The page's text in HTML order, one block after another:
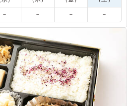
るなんてめずらしいと思い購入。
ているわけでもなく、しなしなな
いただきました。 また焼肉もし
かったです。
›ロケ
28
－ － － －